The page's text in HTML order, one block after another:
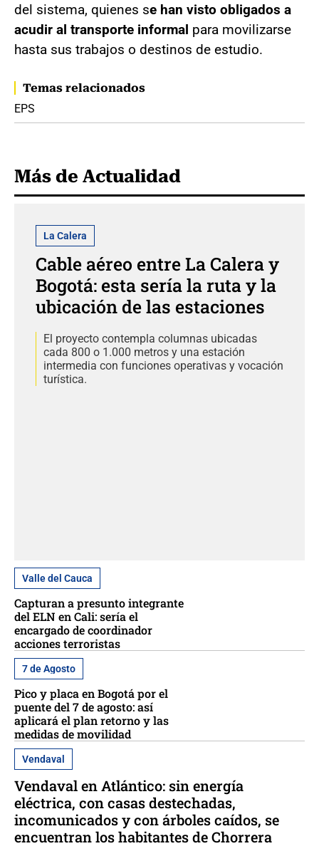
del sistema, quienes se han visto obligados a
acudir al transporte informal para movilizarse
hasta sus trabajos o destinos de estudio.
Temas relacionados
EPS
Más de Actualidad
La Calera
Cable aéreo entre La Calera y
Bogotá: esta sería la ruta y la
ubicación de las estaciones
El proyecto contempla columnas ubicadas
cada 800 o 1.000 metros y una estación
intermedia con funciones operativas y vocación
turística.
Valle del Cauca
Capturan a presunto integrante
del ELN en Cali: sería el
encargado de coordinador
acciones terroristas
7 de Agosto
Pico y placa en Bogotá por el
puente del 7 de agosto: así
aplicará el plan retorno y las
medidas de movilidad
Vendaval
Vendaval en Atlántico: sin energía
eléctrica, con casas destechadas,
incomunicados y con árboles caídos, se
encuentran los habitantes de Chorrera